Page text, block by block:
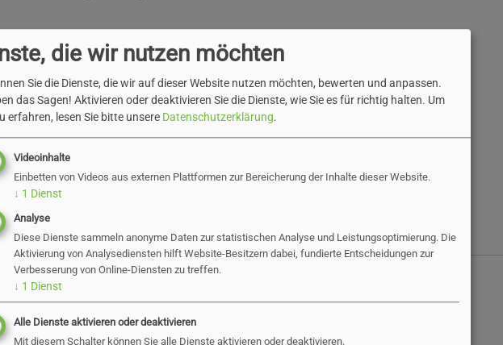
- T2 (pdf)
die wir nutzen möchten
Sie die Dienste, die wir auf dieser Website nutzen möchten, bewerten und anpassen.
das Sagen! Aktivieren oder deaktivieren Sie die Dienste, wie Sie es für richtig halten. Um
erfahren, lesen Sie bitte unsere Datenschutzerklärung.
Videoinhalte
Einbetten von Videos aus externen Plattformen zur Bereicherung der Inhalte dieser Website.
↓ 1 Dienst
Analyse
Diese Dienste sammeln anonyme Daten zur statistischen Analyse und Leistungsoptimierung. Die
Aktivierung von Analysediensten hilft Website-Besitzern dabei, fundierte Entscheidungen zur
Verbesserung von Online-Diensten zu treffen.
↓ 1 Dienst
Alle Dienste aktivieren oder deaktivieren
Mit diesem Schalter können Sie alle Dienste aktivieren oder deaktivieren.